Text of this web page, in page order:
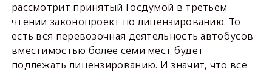
рассмотрит принятый Госдумой в третьем
чтении законопроект по лицензированию. То
есть вся перевозочная деятельность автобусов
вместимостью более семи мест будет
подлежать лицензированию. И значит, что все